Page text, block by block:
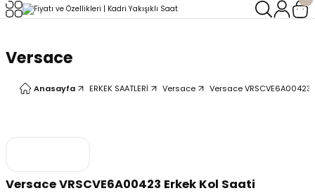
Versace
Anasayfa ERKEK SAATLERİ Versace Versace VRSCVE6A00423
Versace VRSCVE6A00423 Erkek Kol Saati
Geri Dön
Geri Dön